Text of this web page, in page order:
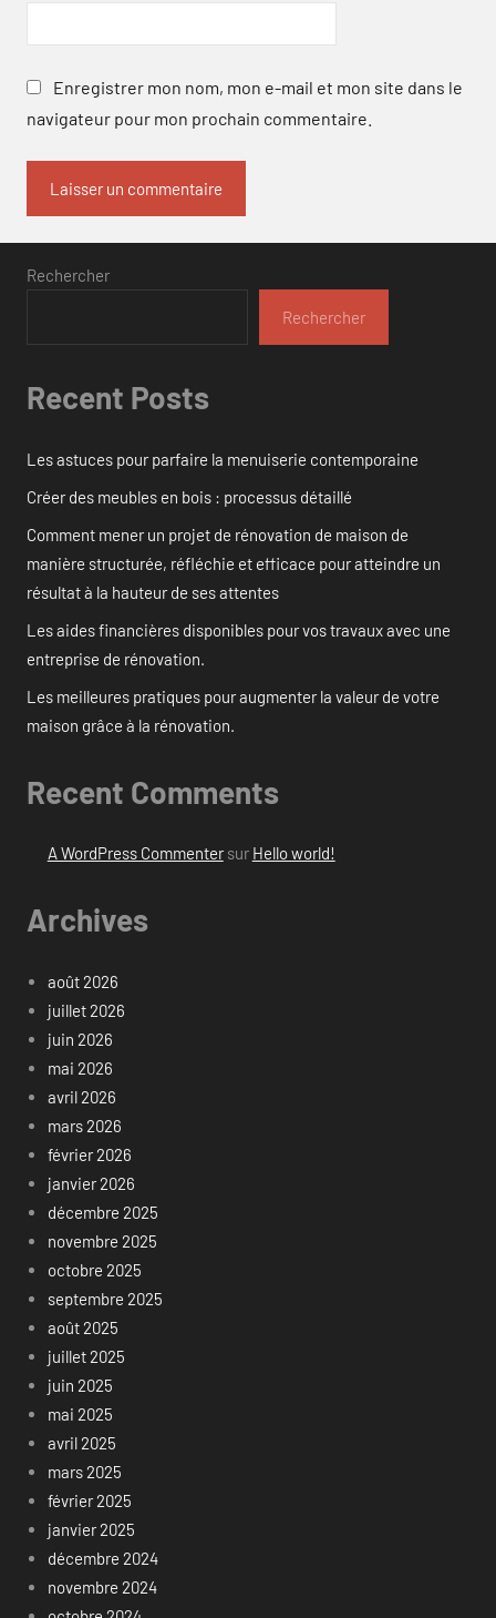
Enregistrer mon nom, mon e-mail et mon site dans le
navigateur pour mon prochain commentaire.
Rechercher
Rechercher
Recent Posts
Les astuces pour parfaire la menuiserie contemporaine
Créer des meubles en bois : processus détaillé
Comment mener un projet de rénovation de maison de
manière structurée, réfléchie et efficace pour atteindre un
résultat à la hauteur de ses attentes
Les aides financières disponibles pour vos travaux avec une
entreprise de rénovation.
Les meilleures pratiques pour augmenter la valeur de votre
maison grâce à la rénovation.
Recent Comments
A WordPress Commentersur Hello world!
Archives
août 2026
juillet 2026
juin 2026
mai 2026
avril 2026
mars 2026
février 2026
janvier 2026
décembre 2025
novembre 2025
octobre 2025
septembre 2025
août 2025
juillet 2025
juin 2025
mai 2025
avril 2025
mars 2025
février 2025
janvier 2025
décembre 2024
novembre 2024